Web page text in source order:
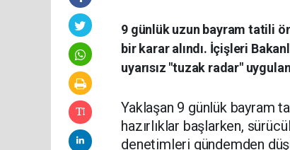
9 günlük uzun bayram tatili
bir karar alındı. İçişleri
uyarısız "tuzak radar"
Yaklaşan 9 günlük bayram
hazırlıklar başlarken,
denetimleri gündemden